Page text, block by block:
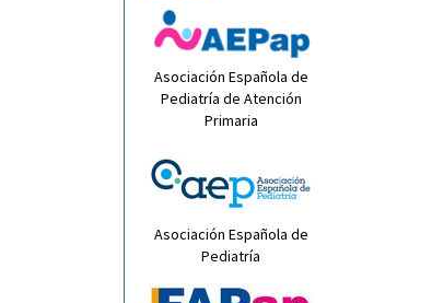
Asociación Española de
Pediatría de Atención
Primaria
Asociación Española de
Pediatría